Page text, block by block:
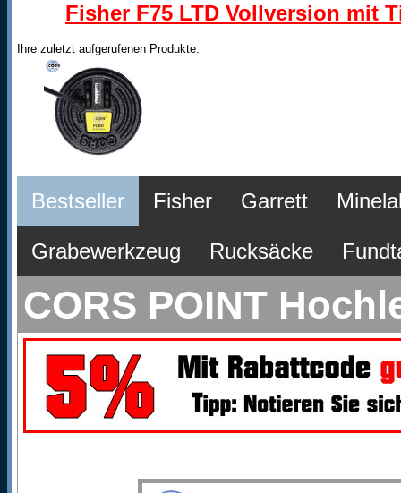
Fisher F75 LTD Vollversion mit
Ihre zuletzt aufgerufenen Produkte:
Bestseller Fisher Garrett
Grabewerkzeug Rucksäcke
CORS POINT